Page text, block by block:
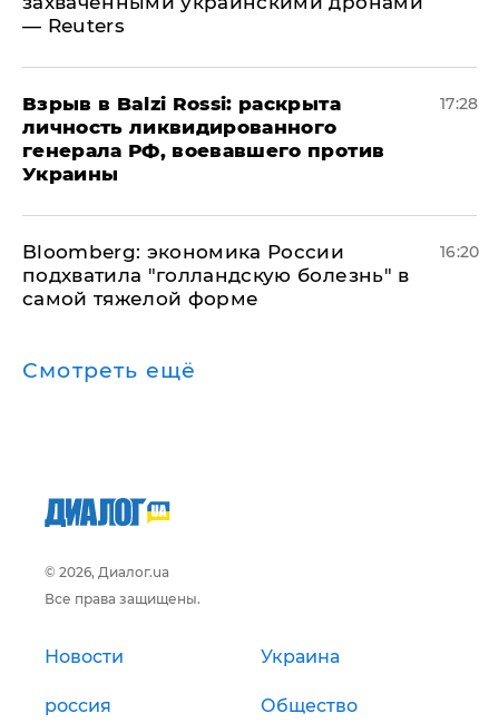
— Reuters
​Взрыв в Balzi Rossi: раскрыта
личность ликвидированного
генерала РФ, воевавшего против
Украины
17:28
Bloomberg: экономика России
подхватила "голландскую болезнь" в
самой тяжелой форме
16:20
Смотреть ещё
© 2026, Диалог.ua
Все права защищены.
Новости Украина
россия Общество